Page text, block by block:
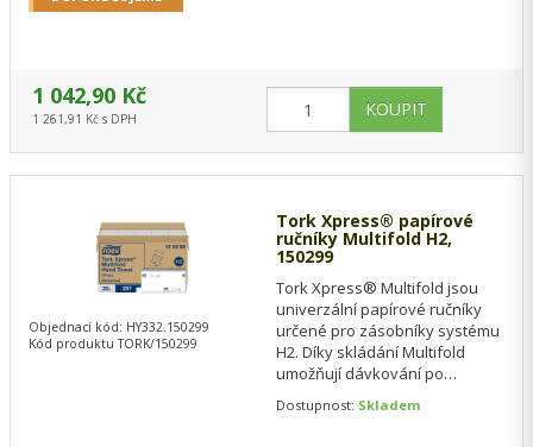
1 042,90 Kč
1 261,91 Kč s DPH
Tork Xpress® papírové
ručníky Multifold H2,
150299
Tork Xpress® Multifold jsou
univerzální papírové ručníky
určené pro zásobníky systému
H2. Díky skládání Multifold
umožňují dávkování po
pomáhá snižovat…
Dostupnost: Skladem
Objednací kód: HY332.150299
Kód produktu TORK/150299